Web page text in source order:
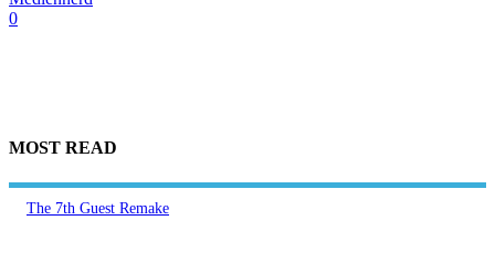
0
MOST READ
The 7th Guest Remake